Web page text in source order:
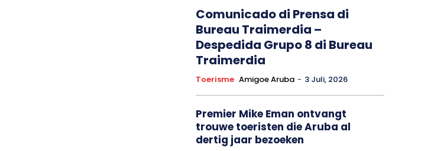
Comunicado di Prensa di
Bureau Traimerdia –
Despedida Grupo 8 di Bureau
Traimerdia
Toerisme Amigoe Aruba - 3 Juli, 2026
Premier Mike Eman ontvangt
trouwe toeristen die Aruba al
dertig jaar bezoeken